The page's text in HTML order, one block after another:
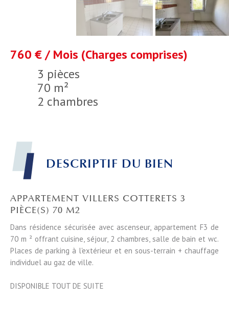
3 pièces
70 m²
2 chambres
760 € / Mois (Charges comprises)
DESCRIPTIF DU BIEN
APPARTEMENT VILLERS COTTERETS 3
PIÈCE(S) 70 M2
Dans résidence sécurisée avec ascenseur, appartement F3 de
70 m ² offrant cuisine, séjour, 2 chambres, salle de bain et wc.
Places de parking à l'extérieur et en sous-terrain + chauffage
individuel au gaz de ville.
DISPONIBLE TOUT DE SUITE